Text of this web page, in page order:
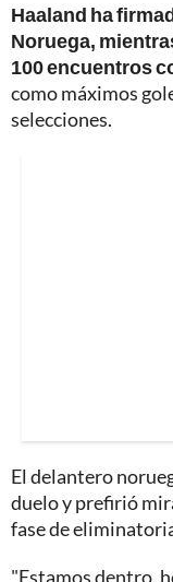
Haaland ha
Noruega,
100 encuentros
como máximos
selecciones.
El delantero
duelo y prefirió
fase de
"Estamos dentro,